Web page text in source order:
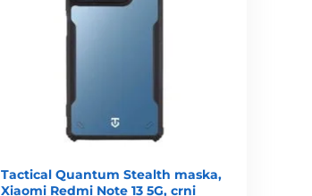
Tactical Quantum Stealth maska,
Xiaomi Redmi Note 13 5G, crni